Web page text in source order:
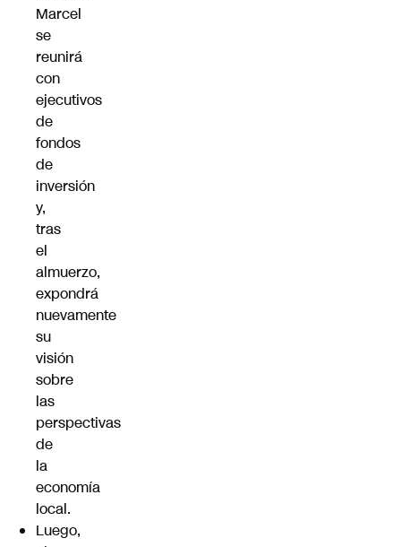
Marcel
se
reunirá
con
ejecutivos
de
fondos
de
inversión
y,
tras
el
almuerzo,
expondrá
nuevamente
su
visión
sobre
las
perspectivas
de
la
economía
local.
Luego,